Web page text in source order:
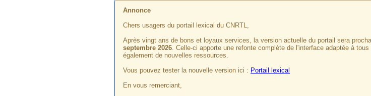
Annonce
Chers usagers du portail lexical du CNRTL,
Après vingt ans de bons et loyaux services, la version actuelle du portail sera
septembre 2026. Celle-ci apporte une refonte complète de l'interface adaptée à
également de nouvelles ressources.
Vous pouvez tester la nouvelle version ici : Portail lexical
En vous remerciant,